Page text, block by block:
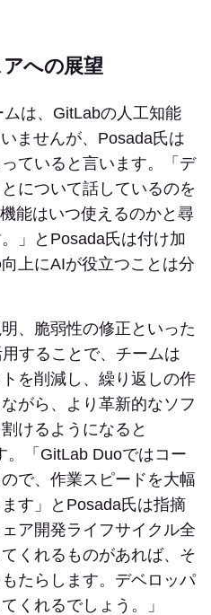
への展望
は、GitLabの人工知能
ませんが、Posada氏は
ていると言います。「デ
について話しているのを
能はいつ使えるのかと尋
」とPosada氏は付け加
上にAIが役立つことは分
、脆弱性の修正といった
することで、チームは
を削減し、繰り返しの作
がら、より革新的なソフ
けるようになると
。「GitLab Duoではコー
で、作業スピードを大幅
す」とPosada氏は指摘
ア開発ライフサイクル全
くれるものがあれば、そ
たらします。デベロッパ
くれるでしょう。」